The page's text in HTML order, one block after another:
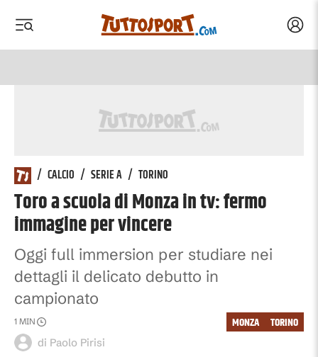
/ CALCIO / SERIE A / TORINO
Toro a scuola di Monza in tv: fermo
immagine per vincere
Oggi full immersion per studiare nei
dettagli il delicato debutto in
campionato
di Paolo Pirisi
1 MIN TORINO
MONZA